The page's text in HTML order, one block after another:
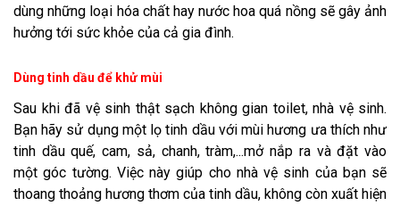
dùng những loại hóa chất hay nước hoa quá nồng sẽ gây ảnh
hưởng tới sức khỏe của cả gia đình.
Dùng tinh dầu để khử mùi
Sau khi đã vệ sinh thật sạch không gian toilet, nhà vệ sinh.
Bạn hãy sử dụng một lọ tinh dầu với mùi hương ưa thích như
tinh dầu quế, cam, sả, chanh, tràm,...mở nắp ra và đặt vào
một góc tường. Việc này giúp cho nhà vệ sinh của bạn sẽ
thoang thoảng hương thơm của tinh dầu, không còn xuất hiện